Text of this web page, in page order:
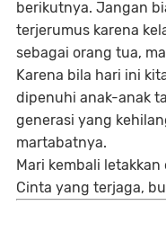
berikutnya. Jangan
terjerumus karena
sebagai orang tua,
Karena bila hari ini
dipenuhi anak-anak
generasi yang
martabatnya.
Mari kembali
Cinta yang terjaga,